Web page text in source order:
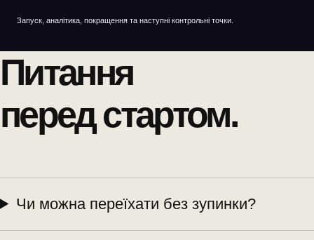
Запуск, аналітика, покращення та наступні контрольні точки.
Питання
перед стартом.
Чи можна переїхати без зупинки?